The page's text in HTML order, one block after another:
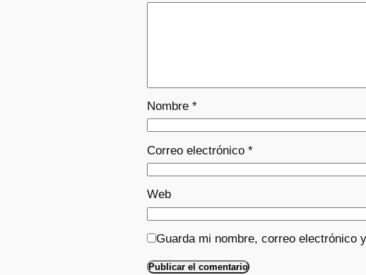
Nombre *
Correo electrónico *
Web
Guarda mi nombre, correo electrónico